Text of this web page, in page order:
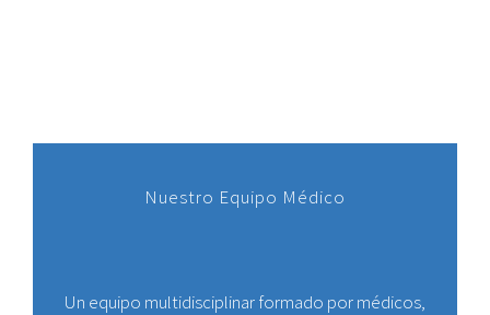
Nuestro Equipo Médico
Un equipo multidisciplinar formado por médicos,